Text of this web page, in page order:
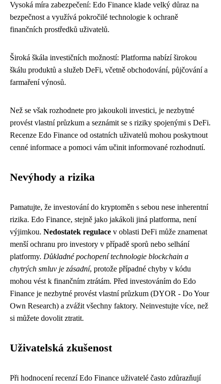
Vysoká míra zabezpečení: Edo Finance klade velký důraz na
bezpečnost a využívá pokročilé technologie k ochraně
finančních prostředků uživatelů.
Široká škála investičních možností: Platforma nabízí širokou
škálu produktů a služeb DeFi, včetně obchodování, půjčování a
farmaření výnosů.
Než se však rozhodnete pro jakoukoli investici, je nezbytné
provést vlastní průzkum a seznámit se s riziky spojenými s DeFi.
Recenze Edo Finance od ostatních uživatelů mohou poskytnout
cenné informace a pomoci vám učinit informované rozhodnutí.
Nevýhody a rizika
Pamatujte, že investování do kryptoměn s sebou nese inherentní
rizika. Edo Finance, stejně jako jakákoli jiná platforma, není
výjimkou. Nedostatek regulace v oblasti DeFi může znamenat
menší ochranu pro investory v případě sporů nebo selhání
platformy. Důkladné pochopení technologie blockchain a
chytrých smluv je zásadní, protože případné chyby v kódu
mohou vést k finančním ztrátám. Před investováním do Edo
Finance je nezbytné provést vlastní průzkum (DYOR - Do Your
Own Research) a zvážit všechny faktory. Neinvestujte více, než
si můžete dovolit ztratit.
Uživatelská zkušenost
Při hodnocení recenzí Edo Finance uživatelé často zdůrazňují